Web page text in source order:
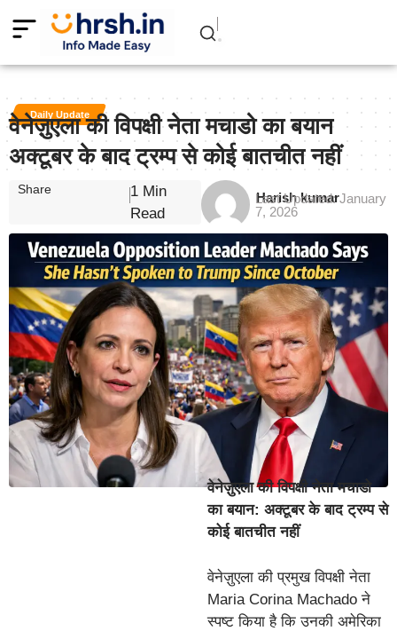
Daily Update
वेनेज़ुएला की विपक्षी नेता मचाडो का बयान
अक्टूबर के बाद ट्रम्प से कोई बातचीत नहीं
Harish kumar
Last Updated: January
7, 2026
Share
1 Min
Read
वेनेज़ुएला की विपक्षी नेता मचाडो
का बयान: अक्टूबर के बाद ट्रम्प से
कोई बातचीत नहीं
वेनेज़ुएला की प्रमुख विपक्षी नेता
Maria Corina Machado ने
स्पष्ट किया है कि उनकी अमेरिका